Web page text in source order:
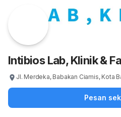
Intibios Lab, Klinik &
Jl. Merdeka, Babakan Ciamis, Kota
Pesan